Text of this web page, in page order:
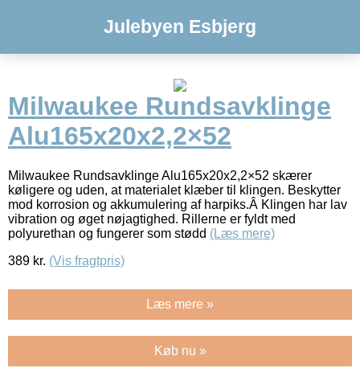
Julebyen Esbjerg
Milwaukee Rundsavklinge
Alu165x20x2,2×52
Milwaukee Rundsavklinge Alu165x20x2,2×52 skærer
køligere og uden, at materialet klæber til klingen. Beskytter
mod korrosion og akkumulering af harpiks.Â Klingen har lav
vibration og øget nøjagtighed. Rillerne er fyldt med
polyurethan og fungerer som stødd (Læs mere)
389 kr. (Vis fragtpris)
Læs mere »
Køb nu »